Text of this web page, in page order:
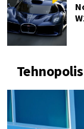
Tehnopolis